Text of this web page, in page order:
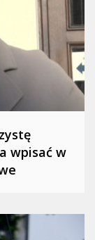
wpisać w